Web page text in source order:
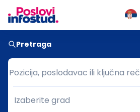
Pretraga
Pozicija, poslodavac ili ključna reč
Pozicija, poslodavac ili ključna reč
Grad
Izaberite grad